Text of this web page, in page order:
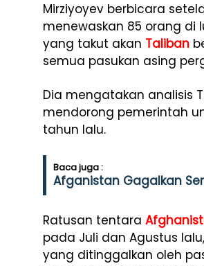
Mirziyoyev berbicara
menewaskan 85 orang di
yang takut akan Taliban
semua pasukan asing
Dia mengatakan analisis
mendorong pemerintah
tahun lalu.
Baca juga :
Afganistan Gagalkan
Ratusan tentara
pada Juli dan Agustus
yang ditinggalkan oleh